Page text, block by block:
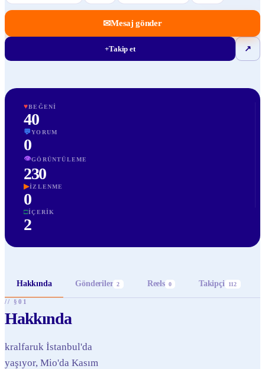
✉Mesaj gönder
+Takip et ↗
♥BEĞENI
40
💬YORUM
0
👁GÖRÜNTÜLEME
230
▶İZLENME
0
□İÇERIK
2
Hakkında Gönderiler 2 Reels 0 Takipçi 112
// §01
Hakkında
kralfaruk İstanbul'da
yaşıyor, Mio'da Kasım